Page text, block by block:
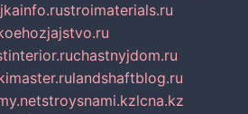
stroimaterials.ru
chastnyjdom.ru
landshaftblog.ru
stroysnami.kzlcna.kz